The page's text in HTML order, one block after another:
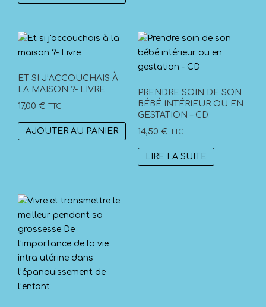
ET SI J’ACCOUCHAIS À
LA MAISON ?- LIVRE
17,00 € TTC
AJOUTER AU PANIER
PRENDRE SOIN DE SON
BÉBÉ INTÉRIEUR OU EN
GESTATION – CD
14,50 € TTC
LIRE LA SUITE